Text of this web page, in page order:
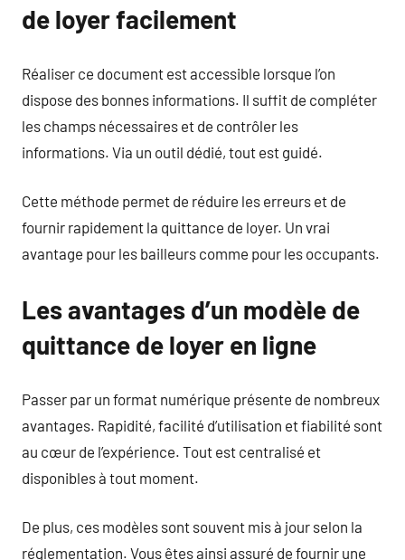
de loyer facilement
Réaliser ce document est accessible lorsque l’on
dispose des bonnes informations. Il suffit de compléter
les champs nécessaires et de contrôler les
informations. Via un outil dédié, tout est guidé.
Cette méthode permet de réduire les erreurs et de
fournir rapidement la quittance de loyer. Un vrai
avantage pour les bailleurs comme pour les occupants.
Les avantages d’un modèle de
quittance de loyer en ligne
Passer par un format numérique présente de nombreux
avantages. Rapidité, facilité d’utilisation et fiabilité sont
au cœur de l’expérience. Tout est centralisé et
disponibles à tout moment.
De plus, ces modèles sont souvent mis à jour selon la
réglementation. Vous êtes ainsi assuré de fournir une